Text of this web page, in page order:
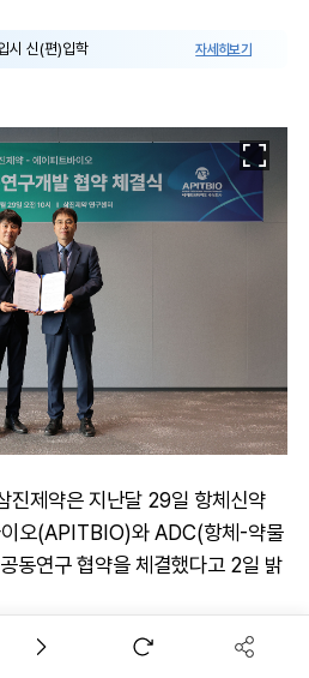
시 신(편)입학 자세히보기
진제약은 지난달 29일 항체신약
이오(APITBIO)와 ADC(항체-약물
동연구 협약을 체결했다고 2일 밝